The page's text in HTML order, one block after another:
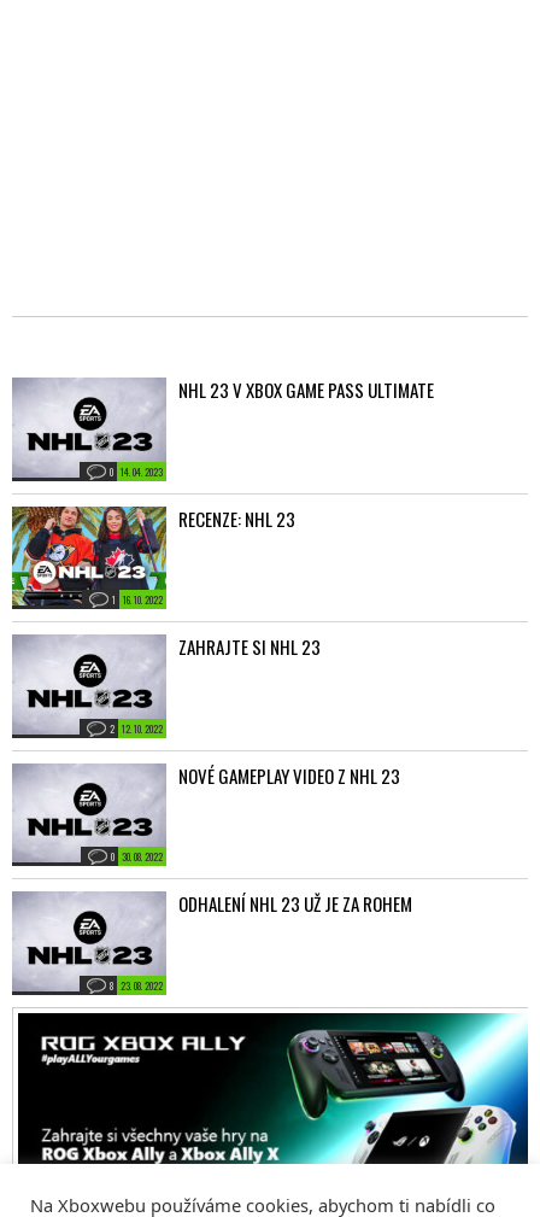
14. 04. 2023
0
NHL 23 V XBOX GAME PASS ULTIMATE
16. 10. 2022
1
RECENZE: NHL 23
12. 10. 2022
2
ZAHRAJTE SI NHL 23
30. 08. 2022
0
NOVÉ GAMEPLAY VIDEO Z NHL 23
23. 08. 2022
8
ODHALENÍ NHL 23 UŽ JE ZA ROHEM
Na Xboxwebu používáme cookies, abychom ti nabídli co